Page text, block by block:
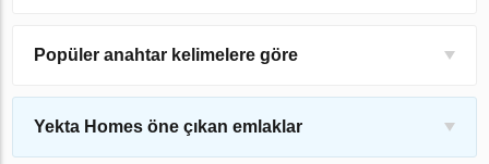
Popüler anahtar kelimelere göre
Yekta Homes öne çıkan emlaklar